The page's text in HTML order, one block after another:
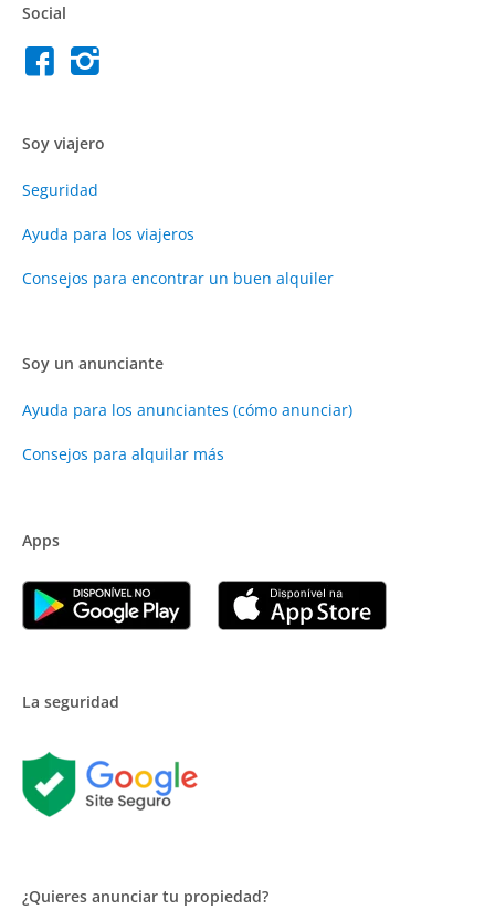
Social
Soy viajero
Seguridad
Ayuda para los viajeros
Consejos para encontrar un buen alquiler
Soy un anunciante
Ayuda para los anunciantes (cómo anunciar)
Consejos para alquilar más
Apps
La seguridad
¿Quieres anunciar tu propiedad?